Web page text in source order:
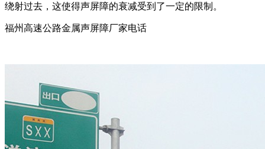
绕射过去，这使得声屏障的衰减受到了一定的限制。
福州高速公路金属声屏障厂家电话